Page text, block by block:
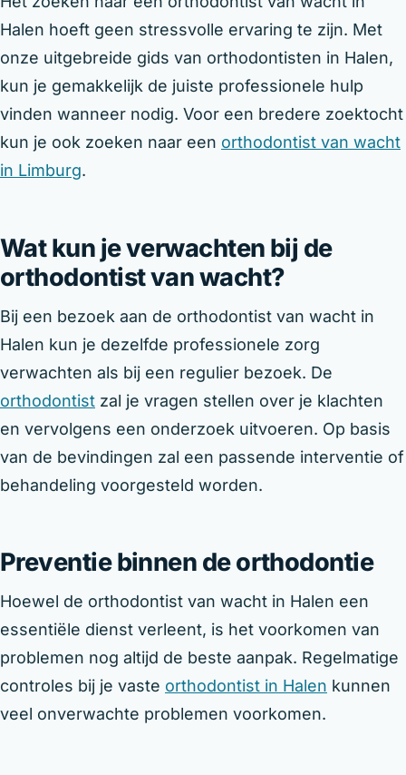
Halen hoeft geen stressvolle ervaring te zijn. Met
onze uitgebreide gids van orthodontisten in Halen,
kun je gemakkelijk de juiste professionele hulp
vinden wanneer nodig. Voor een bredere zoektocht
kun je ook zoeken naar een orthodontist van wacht
in Limburg.
Wat kun je verwachten bij de
orthodontist van wacht?
Bij een bezoek aan de orthodontist van wacht in
Halen kun je dezelfde professionele zorg
verwachten als bij een regulier bezoek. De
orthodontist zal je vragen stellen over je klachten
en vervolgens een onderzoek uitvoeren. Op basis
van de bevindingen zal een passende interventie of
behandeling voorgesteld worden.
Preventie binnen de orthodontie
Hoewel de orthodontist van wacht in Halen een
essentiële dienst verleent, is het voorkomen van
problemen nog altijd de beste aanpak. Regelmatige
controles bij je vaste orthodontist in Halen kunnen
veel onverwachte problemen voorkomen.